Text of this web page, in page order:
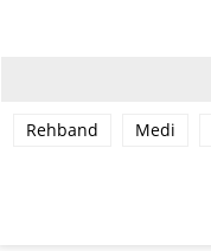
Rehband Medi